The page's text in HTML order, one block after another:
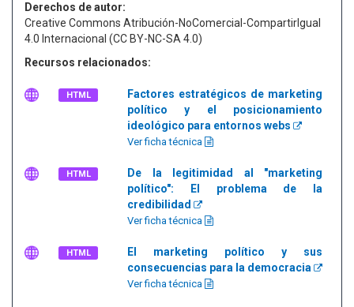
Derechos de autor:
Creative Commons Atribución-NoComercial-CompartirIgual
4.0 Internacional (CC BY-NC-SA 4.0)
Recursos relacionados:
HTML
Factores estratégicos de marketing
político y el posicionamiento
ideológico para entornos webs
Ver ficha técnica
HTML
De la legitimidad al "marketing
político": El problema de la
credibilidad
Ver ficha técnica
HTML
El marketing político y sus
consecuencias para la democracia
Ver ficha técnica